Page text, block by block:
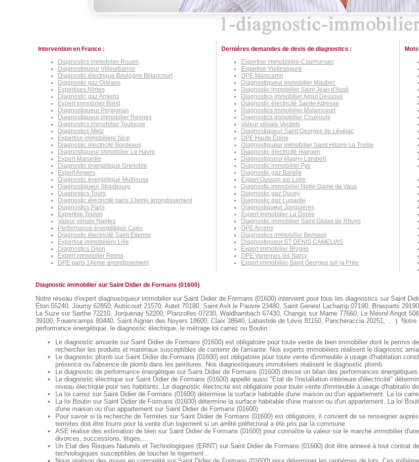
Intervention en France :
Diagnostics immobilier Rouen
Diagnostiqueur Villeurbanne
Diagnostic électrique Boulogne Billancourt
Diagnostic gaz Orléans
Expertises Nîmes
Diagnostic gaz Amiens
Expert immobilier Brest
Diagnostiqueur Perpignan
Diagnostiqueur immobilier Rennes
Diagnostics immobilier Toulouse
Diagnostics Metz
Expertise immobilière Nice
Diagnostic électricité Bordeaux
Diagnostiqueur immobilier Le Havre
Expert Marseille
Diagnostic énergétique Grenoble
Expert Angers
Diagnostic énergétique Mulhouse
Diagnostiqueur Strasbourg
Diagnostics Tours
Diagnostic électricité paris 13eme arrondissement
Diagnostics Paris
Expertise Toulon
Valeur vénale Nantes
Performance énergétique Caen
Diagnostic électricité Saint Étienne
Expertise immobilière Lille
Diagnostics Dijon
Expert immobilier Reims
DPE paris 14eme arrondissement
Dernières demandes de devis de diagnostics :
Expertise immobilière Cournonsec
Expertise Vielleségure
DPE Manicamp
Diagnostiqueur immobilier Maubec
Diagnostic immobilier Saint Jean d'Assé
Diagnostics immobilier Argut Dessous
Diagnostic électricité Sainte Adresse
Diagnostics immobilier Malaincourt
Diagnostics immobilier Cruéjouls
Valeur vénale Verdets
Diagnostiqueur Saint Georges de Lévéjac
DPE Haute Épine
Diagnostiqueur immobilier Saint Hilaire La Treille
Diagnostic électricité Haegen
Diagnostiqueur Magny Lambert
Diagnostic immobilier Fyé
Diagnostic gaz Baralle
Expert Ousson sur Loire
Diagnostic immobilier Notre Dame de Vaux
Diagnostic gaz Ducey
Diagnostic gaz Lugarde
Diagnostiqueur Jonquières
Expert immobilier La Dorée
Diagnostic immobilier Saint Gildas de Rhuys
DPE Arcens
Diagnostics immobilier Bernouil
Diagnostiqueur ST DENIS CAMELIAS
Expert immobilier Broglie
DPE Varennes lès Narcy
Expert immobilier Saint Georges sur la Prée
Diagnostic immobilier sur Saint Didier de Formans (01600)
Notre réseau d'expert diagnostiqueur immobilier sur Saint Didier de Formans (01600) intervient pour tous les diagnostics sur Saint
Éton 55240, Journy 62850, Autricourt 21570, Autet 70180, Saint Avit le Pauvre 23480, Saint Genest Lachamp 07190, Brasparts
La Suze sur Sarthe 72210, Jorquenay 52200, Planzolles 07230, Waldhambach 67430, Changis sur Marne 77660, Le Mesnil Angot
39100, Fouencamps 80440, Saint Aignan des Noyers 18600, Claix 38640, Labastide de Lévis 81150, Pancheraccia 20251, ... ).
performance énergétique, le diagnostic électrique, le métrage loi carrez ou Boutin :
Le diagnostic amiante sur Saint Didier de Formans (01600) est obligatoire pour toute vente de bien immobilier dont le permis
rechercher les produits et matériaux susceptibles de contenir de l'amiante. Nos experts immobiliers réalisent le diagnostic
Le diagnostic plomb sur Saint Didier de Formans (01600) est obligatoire pour toute vente d'immeuble à usage d'habitation
présence ou l'absence de plomb dans les peintures. Nos diagnostiqueurs immobiliers réalisent le diagnostic plomb.
Le diagnostic de performance énergétique sur Saint Didier de Formans (01600) dresse un bilan des performances
Le diagnostic électrique sur Saint Didier de Formans (01600) appellé aussi "Etat de l'installation intérieure d'électricité"
niveau électrique pour ses habitants. Le diagnostic électricité est obligatoire pour toute vente d'immeuble à usage d'habitatio
La loi carrez sur Saint Didier de Formans (01600) détermine la surface habitable d'une maison ou d'un appartement. La loi
La loi Boutin sur Saint Didier de Formans (01600) détermine la surface habitable d'une maison ou d'un appartement. La loi
d'une maison ou d'un appartement sur Saint Didier de Formans (01600)
Pour savoir si la recherche de Termites sur Saint Didier de Formans (01600) est obligatoire, il convient de se renseigner
termites doit être fourni pour la vente d'un logement si un arrêté préfectoral a été pris par la commune.
ASE réalise des estimation de bien sur Saint Didier de Formans (01600) pour connaître la valeur sur le marché immobilier
divorces, successions, litiges,...
Un Etat des Risques Naturels et Technologiques (ERNT) sur Saint Didier de Formans (01600) doit être annexé à tout contrat
technologiques susceptibles de toucher le logement .